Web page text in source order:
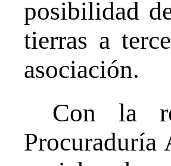
posibilidad
tierras a
asociación.
Con la
Procuraduría